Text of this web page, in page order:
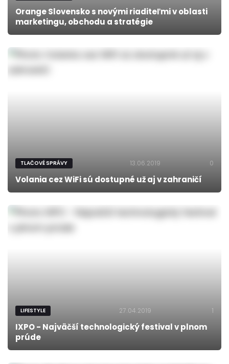
Orange Slovensko s novými riaditeľmi v oblasti
marketingu, obchodu a stratégie
TLAČOVÉ SPRÁVY 13.06.2019 0
Volania cez WiFi sú dostupné už aj v zahraničí
LIFESTYLE 27.04.2019 1
IXPO - Najväčší technologický festival v plnom
prúde